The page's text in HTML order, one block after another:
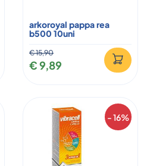
arkoroyal pappa rea
b500 10uni
€ 15,90
€ 9,89
- 16%